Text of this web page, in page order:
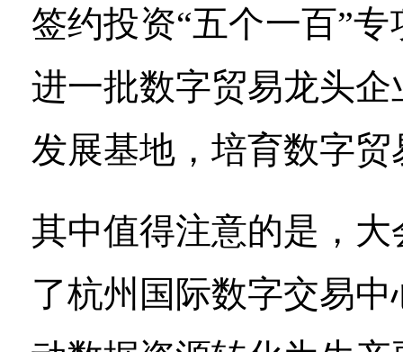
签约投资“五个一百”
进一批数字贸易龙头
发展基地，培育数字
其中值得注意的是，
了杭州国际数字交易